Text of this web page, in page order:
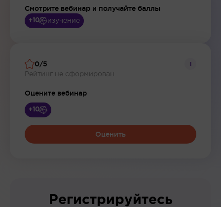
Смотрите вебинар и получайте баллы
+10 изучение
0/5
Рейтинг не сформирован
i
Оцените вебинар
+10
Оценить
Регистрируйтесь